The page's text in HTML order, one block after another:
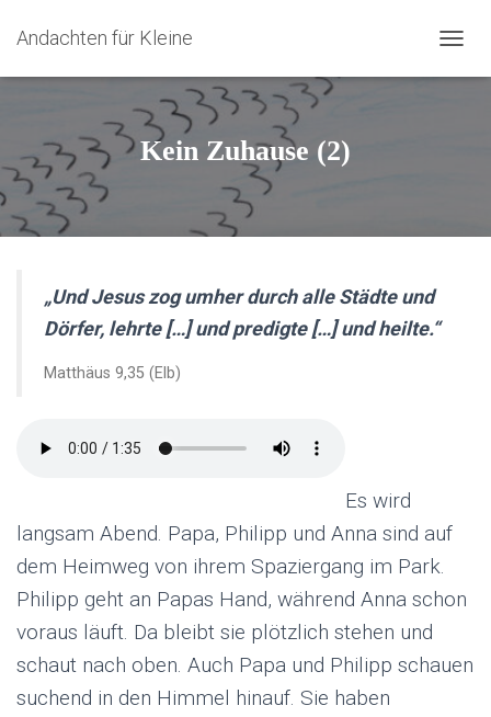
Andachten für Kleine
A
Kein Zuhause (2)
„Und Jesus zog umher durch alle Städte und
Dörfer, lehrte […] und predigte […] und heilte.“
Matthäus 9,35 (Elb)
Es wird
langsam Abend. Papa, Philipp und Anna sind auf
dem Heimweg von ihrem Spaziergang im Park.
Philipp geht an Papas Hand, während Anna schon
voraus läuft. Da bleibt sie plötzlich stehen und
schaut nach oben. Auch Papa und Philipp schauen
suchend in den Himmel hinauf. Sie haben